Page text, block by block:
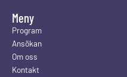
Meny
Program
Ansökan
Om oss
Kontakt